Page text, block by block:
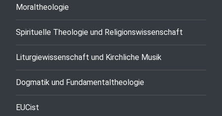
Moraltheologie
Spirituelle Theologie und Religionswissenschaft
Liturgiewissenschaft und Kirchliche Musik
Dogmatik und Fundamentaltheologie
EUCist